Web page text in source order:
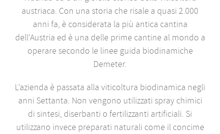
austriaca. Con una storia che risale a quasi 2.000
anni fa, è considerata la più antica cantina
dell’Austria ed è una delle prime cantine al mondo a
operare secondo le linee guida biodinamiche
Demeter.
L’azienda è passata alla viticoltura biodinamica negli
anni Settanta. Non vengono utilizzati spray chimici
di sintesi, diserbanti o fertilizzanti artificiali. Si
utilizzano invece preparati naturali come il concime